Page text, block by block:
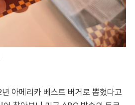
아메리카 베스트 버거로 뽑혔다고